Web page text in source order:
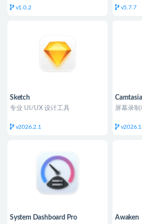
v1.0.2 v5.7.7
Sketch
专业 UI/UX 设计工具
v2026.2.1
Camtasia
屏幕录
System Dashboard Pro Awaken